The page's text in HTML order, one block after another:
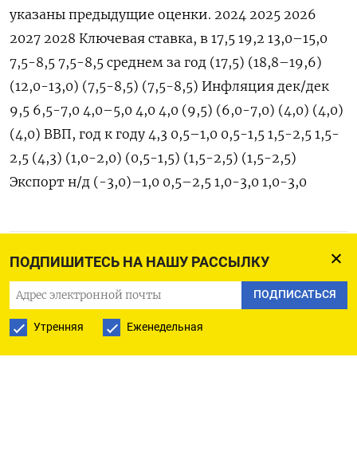
ПОДПИШИТЕСЬ НА НАШУ РАССЫЛКУ
ПОДПИСАТЬСЯ
Утренняя Еженедельная
указаны предыдущие оценки. 2024 2025 2026
2027 2028 Ключевая ставка, в 17,5 19,2 13,0–15,0
7,5-8,5 7,5-8,5 среднем за год (17,5) (18,8–19,6)
(12,0-13,0) (7,5-8,5) (7,5-8,5) Инфляция дек/дек
9,5 6,5-7,0 4,0–5,0 4,0 4,0 (9,5) (6,0-7,0) (4,0) (4,0)
(4,0) ВВП, год к году 4,3 0,5–1,0 0,5-1,5 1,5-2,5 1,5-
2,5 (4,3) (1,0-2,0) (0,5-1,5) (1,5-2,5) (1,5-2,5)
Экспорт н/д (-3,0)–1,0 0,5–2,5 1,0-3,0 1,0-3,0
ПОДПИСАТЬСЯ НА ТЕЛЕГРАМ
ПОДПИСАТЬСЯ В GOOGLE